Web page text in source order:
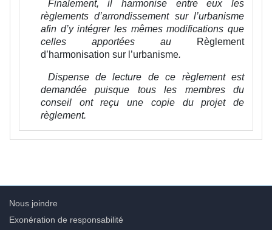
Finalement, il harmonise entre eux les
règlements d’arrondissement sur l’urbanisme
afin d’y intégrer les mêmes modifications que
celles apportées au
Règlement
d’harmonisation sur l’urbanisme.
Dispense de lecture de ce règlement est
demandée puisque tous les membres du
conseil ont reçu une copie du projet de
règlement.
Nous joindre
Exonération de responsabilité